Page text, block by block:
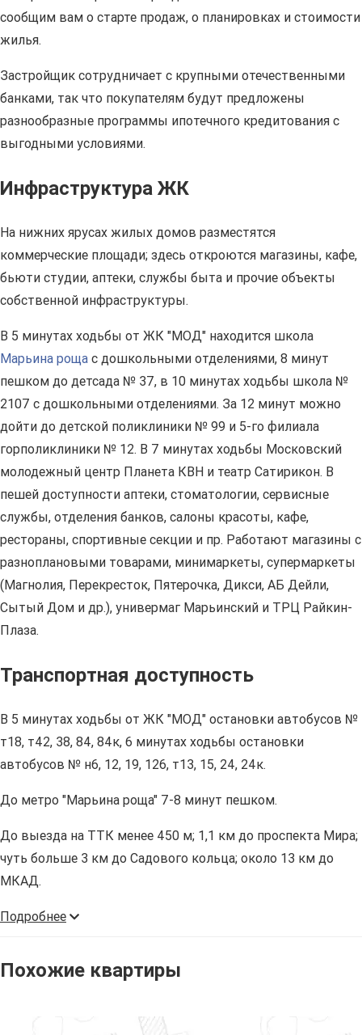
сообщим вам о старте продаж, о планировках и стоимости
жилья.
Застройщик сотрудничает с крупными отечественными
банками, так что покупателям будут предложены
разнообразные программы ипотечного кредитования с
выгодными условиями.
Инфраструктура ЖК
На нижних ярусах жилых домов разместятся
коммерческие площади; здесь откроются магазины, кафе,
бьюти студии, аптеки, службы быта и прочие объекты
собственной инфраструктуры.
В 5 минутах ходьбы от ЖК "МОД" находится школа
Марьина роща с дошкольными отделениями, 8 минут
пешком до детсада № 37, в 10 минутах ходьбы школа №
2107 с дошкольными отделениями. За 12 минут можно
дойти до детской поликлиники № 99 и 5-го филиала
горполиклиники № 12. В 7 минутах ходьбы Московский
молодежный центр Планета КВН и театр Сатирикон. В
пешей доступности аптеки, стоматологии, сервисные
службы, отделения банков, салоны красоты, кафе,
рестораны, спортивные секции и пр. Работают магазины с
разноплановыми товарами, минимаркеты, супермаркеты
(Магнолия, Перекресток, Пятерочка, Дикси, АБ Дейли,
Сытый Дом и др.), универмаг Марьинский и ТРЦ Райкин-
Плаза.
Транспортная доступность
В 5 минутах ходьбы от ЖК "МОД" остановки автобусов №
т18, т42, 38, 84, 84к, 6 минутах ходьбы остановки
автобусов № н6, 12, 19, 126, т13, 15, 24, 24к.
До метро "Марьина роща" 7-8 минут пешком.
До выезда на ТТК менее 450 м; 1,1 км до проспекта Мира;
чуть больше 3 км до Садового кольца; около 13 км до
МКАД.
Подробнее
Похожие квартиры